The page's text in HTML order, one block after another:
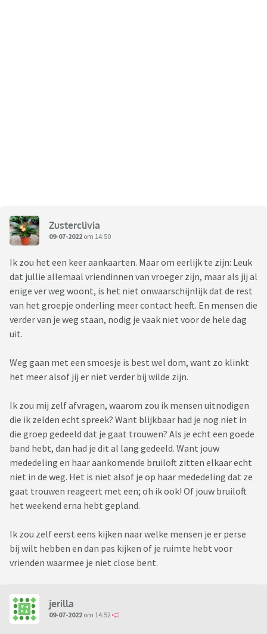
Zusterclivia
09-07-2022 om 14:50
Ik zou het een keer aankaarten. Maar om eerlijk te zijn: Leuk
dat jullie allemaal vriendinnen van vroeger zijn, maar als jij al
enige ver weg woont, is het niet onwaarschijnlijk dat de rest
van het groepje onderling meer contact heeft. En mensen die
verder van je weg staan, nodig je vaak niet voor de hele dag
uit.
Weg gaan met een smoesje is best wel dom, want zo klinkt
het meer alsof jij er niet verder bij wilde zijn.
Ik zou mij zelf afvragen, waarom zou ik mensen uitnodigen
die ik zelden echt spreek? Want blijkbaar had je nog niet in
die groep gedeeld dat je gaat trouwen? Als je echt een goede
band hebt, dan had je dit al lang gedeeld. Want jouw
mededeling en haar aankomende bruiloft zitten elkaar echt
niet in de weg. Het is niet alsof je op haar mededeling dat ze
gaat trouwen reageert met een; oh ik ook! Of jouw bruiloft
het weekend erna hebt gepland.
Ik zou zelf eerst eens kijken naar welke mensen je er perse
bij wilt hebben en dan pas kijken of je ruimte hebt voor
vrienden waarmee je niet close bent.
jerilla
09-07-2022 om 14:52